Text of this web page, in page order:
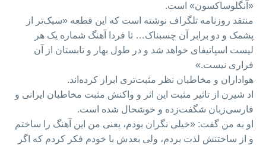
«آنگلوساکسون» است.
منتقد روزنامه تلگراف نوشته است که این قطعه «سبک‌تر از
پشمک و دو برابر آن چسبناک… تا فردا آهنگ شماره یک هر
لیست اسپاتیفای خواهد شد و در طول بهار و تابستان از آن
فراری نیست.»
هواداران و مخاطبان نظر مثبت‌تری ابراز کرده‌اند.
اد شیرن از تاثیر مثبت این اثر و واکنش مثبت مخاطبان ایرانی و
فارسی‌زبان شگفت‌زده و خوشحال شده است.
او به من گفت: «خیلی نگران بودم، یعنی من این آهنگ را ساختم
و از ساختنش لذت بردم، ولی بعدش با خودم فکر کردم که اگر